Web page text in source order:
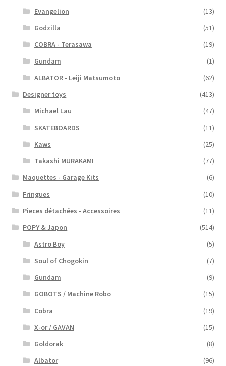
Evangelion
(13)
Godzilla
(51)
COBRA - Terasawa
(19)
Gundam
(1)
ALBATOR - Leiji Matsumoto
(62)
Designer toys
(413)
Michael Lau
(47)
SKATEBOARDS
(11)
Kaws
(25)
Takashi MURAKAMI
(77)
Maquettes - Garage Kits
(6)
Fringues
(10)
Pieces détachées - Accessoires
(11)
POPY & Japon
(514)
Astro Boy
(5)
Soul of Chogokin
(7)
Gundam
(9)
GOBOTS / Machine Robo
(15)
Cobra
(19)
X-or / GAVAN
(15)
Goldorak
(8)
Albator
(96)